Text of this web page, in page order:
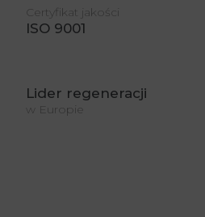
Certyfikat jakości
ISO 9001
Lider regeneracji
w Europie